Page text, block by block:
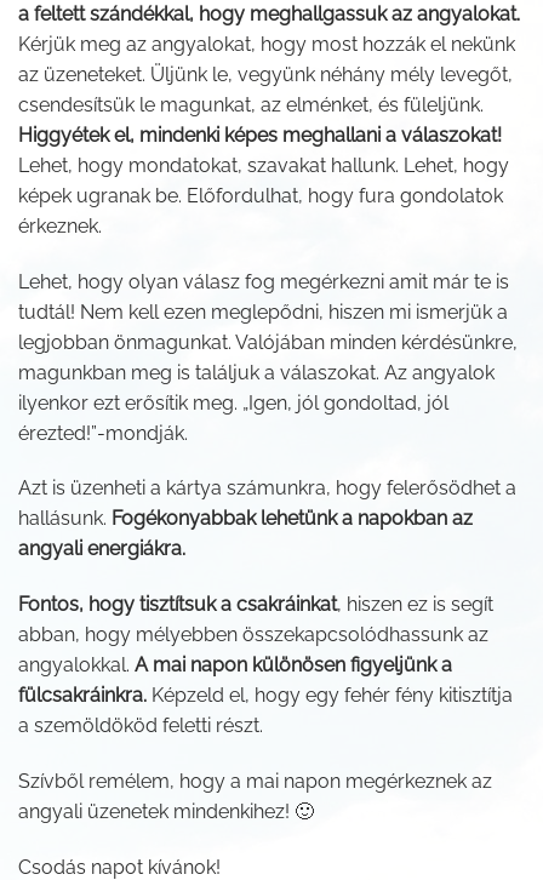
a feltett szándékkal, hogy meghallgassuk az angyalokat.
Kérjük meg az angyalokat, hogy most hozzák el nekünk
az üzeneteket. Üljünk le, vegyünk néhány mély levegőt,
csendesítsük le magunkat, az elménket, és füleljünk.
Higgyétek el, mindenki képes meghallani a válaszokat!
Lehet, hogy mondatokat, szavakat hallunk. Lehet, hogy
képek ugranak be. Előfordulhat, hogy fura gondolatok
érkeznek.
Lehet, hogy olyan válasz fog megérkezni amit már te is
tudtál! Nem kell ezen meglepődni, hiszen mi ismerjük a
legjobban önmagunkat. Valójában minden kérdésünkre,
magunkban meg is találjuk a válaszokat. Az angyalok
ilyenkor ezt erősítik meg. „Igen, jól gondoltad, jól
érezted!”-mondják.
Azt is üzenheti a kártya számunkra, hogy felerősödhet a
hallásunk. Fogékonyabbak lehetünk a napokban az
angyali energiákra.
Fontos, hogy tisztítsuk a csakráinkat, hiszen ez is segít
abban, hogy mélyebben összekapcsolódhassunk az
angyalokkal. A mai napon különösen figyeljünk a
fülcsakráinkra. Képzeld el, hogy egy fehér fény kitisztítja
a szemöldököd feletti részt.
Szívből remélem, hogy a mai napon megérkeznek az
angyali üzenetek mindenkihez! 🙂
Csodás napot kívánok!